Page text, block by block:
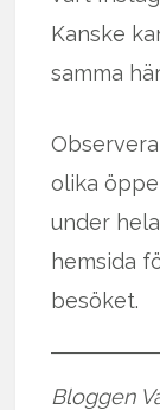
Kanske
samma
olika
under
hemsida
besöket.
Bloggen